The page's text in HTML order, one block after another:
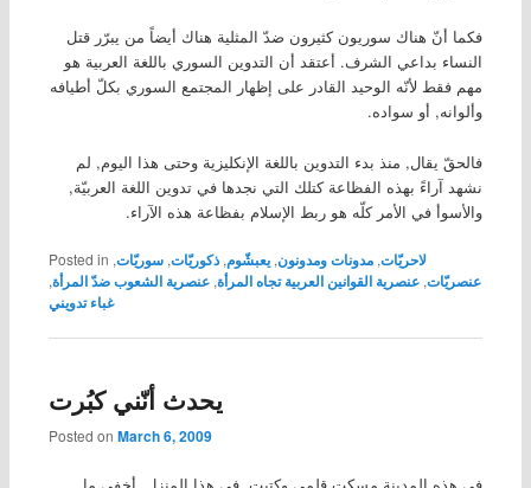
فكما أنّ هناك سوريون كثيرون ضدّ المثلية هناك أيضاً من يبرّر قتل
النساء بداعي الشرف. أعتقد أن التدوين السوري باللغة العربية هو
مهم فقط لأنّه الوحيد القادر على إظهار المجتمع السوري بكلّ أطيافه
وألوانه, أو سواده.
فالحقّ يقال, منذ بدء التدوين باللغة الإنكليزية وحتى هذا اليوم, لم
نشهد آراءً بهذه الفظاعة كتلك التي نجدها في تدوين اللغة العربيّة,
والأسوأ في الأمر كلّه هو ربط الإسلام بفظاعة هذه الآراء.
Posted in لاحريّات,مدونات ومدونون,يعبشّوم,ذكوريّات,سوريّات,
عنصريّات,عنصرية القوانين العربية تجاه المرأة,عنصرية الشعوب ضدّ المرأة,
غباء تدويني
يحدث أنّني كبُرت
Posted on March 6, 2009